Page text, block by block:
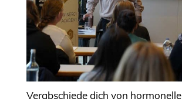
Verabschiede dich von